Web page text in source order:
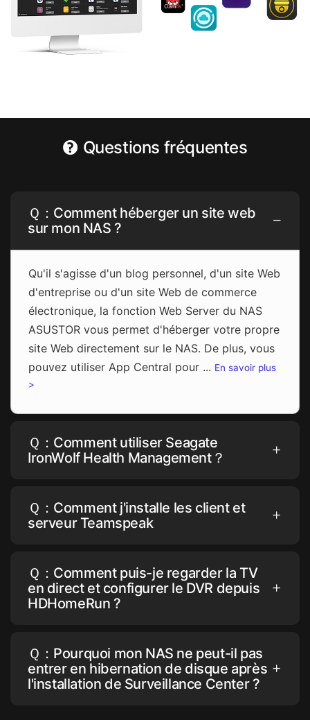
Questions fréquentes
Ｑ：Comment héberger un site web
sur mon NAS ?
Qu'il s'agisse d'un blog personnel, d'un site Web
d'entreprise ou d'un site Web de commerce
électronique, la fonction Web Server du NAS
ASUSTOR vous permet d'héberger votre propre
site Web directement sur le NAS. De plus, vous
pouvez utiliser App Central pour ... En savoir plus
>
Ｑ：Comment utiliser Seagate
IronWolf Health Management？
Ｑ：Comment j'installe les client et
serveur Teamspeak
Ｑ：Comment puis-je regarder la TV
en direct et configurer le DVR depuis
HDHomeRun ?
Ｑ：Pourquoi mon NAS ne peut-il pas
entrer en hibernation de disque après
l'installation de Surveillance Center ?